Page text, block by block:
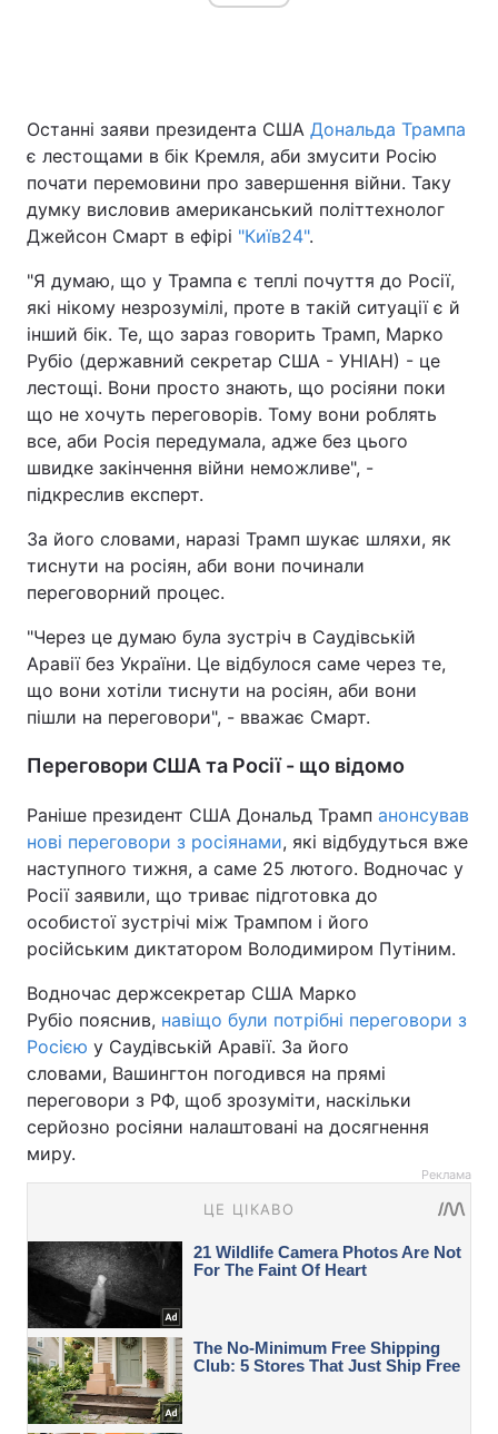
Останні заяви президента США Дональда Трампа
є лестощами в бік Кремля, аби змусити Росію
почати перемовини про завершення війни. Таку
думку висловив американський політтехнолог
Джейсон Смарт в ефірі "Київ24".
"Я думаю, що у Трампа є теплі почуття до Росії,
які нікому незрозумілі, проте в такій ситуації є й
інший бік. Те, що зараз говорить Трамп, Марко
Рубіо (державний секретар США - УНІАН) - це
лестощі. Вони просто знають, що росіяни поки
що не хочуть переговорів. Тому вони роблять
все, аби Росія передумала, адже без цього
швидке закінчення війни неможливе", -
підкреслив експерт.
За його словами, наразі Трамп шукає шляхи, як
тиснути на росіян, аби вони починали
переговорний процес.
"Через це думаю була зустріч в Саудівській
Аравії без України. Це відбулося саме через те,
що вони хотіли тиснути на росіян, аби вони
пішли на переговори", - вважає Смарт.
Переговори США та Росії - що відомо
Раніше президент США Дональд Трамп анонсував
нові переговори з росіянами, які відбудуться вже
наступного тижня, а саме 25 лютого. Водночас у
Росії заявили, що триває підготовка до
особистої зустрічі між Трампом і його
російським диктатором Володимиром Путіним.
Водночас держсекретар США Марко
Рубіо пояснив, навіщо були потрібні переговори з
Росією у Саудівській Аравії. За його
словами, Вашингтон погодився на прямі
переговори з РФ, щоб зрозуміти, наскільки
серйозно росіяни налаштовані на досягнення
миру.
Реклама